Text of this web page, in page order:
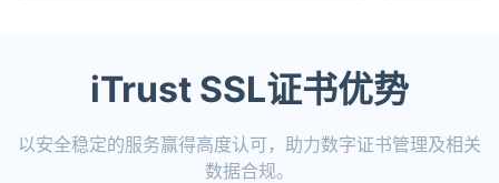
iTrust SSL证书优势
以安全稳定的服务赢得高度认可，助力数字证书管理及相关
数据合规。